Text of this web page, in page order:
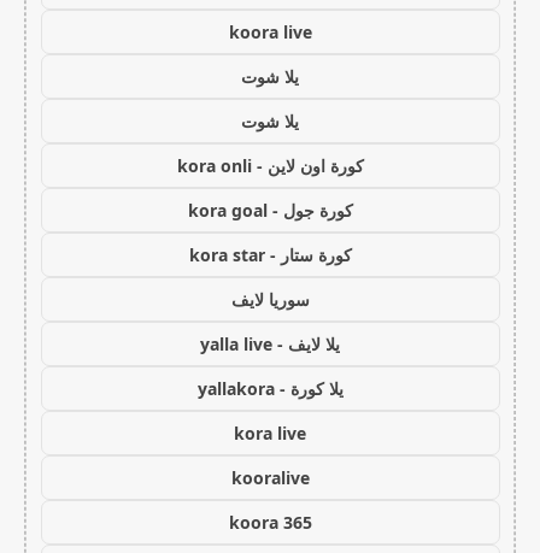
koora live
يلا شوت
يلا شوت
كورة اون لاين - kora onli
كورة جول - kora goal
كورة ستار - kora star
سوريا لايف
يلا لايف - yalla live
يلا كورة - yallakora
kora live
kooralive
koora 365